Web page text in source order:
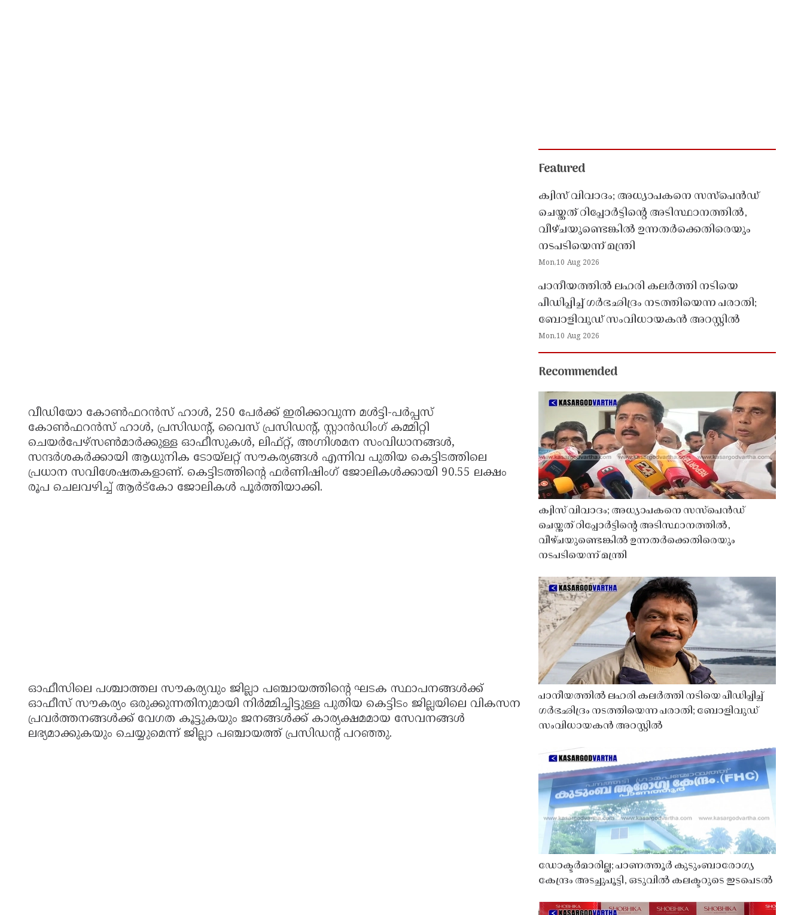
വീഡിയോ കോൺഫറൻസ് ഹാൾ, 250 പേർക്ക് ഇരിക്കാവുന്ന മൾട്ടി-പർപ്പസ്
കോൺഫറൻസ് ഹാൾ, പ്രസിഡന്റ്, വൈസ് പ്രസിഡന്റ്, സ്റ്റാൻഡിംഗ് കമ്മിറ്റി
ചെയർപേഴ്സൺമാർക്കുള്ള ഓഫീസുകൾ, ലിഫ്റ്റ്, അഗ്നിശമന സംവിധാനങ്ങൾ,
സന്ദർശകർക്കായി ആധുനിക ടോയ്ലറ്റ് സൗകര്യങ്ങൾ എന്നിവ പുതിയ കെട്ടിടത്തിലെ
പ്രധാന സവിശേഷതകളാണ്. കെട്ടിടത്തിന്റെ ഫർണിഷിംഗ് ജോലികൾക്കായി 90.55 ലക്ഷം
രൂപ ചെലവഴിച്ച് ആർട്കോ ജോലികൾ പൂർത്തിയാക്കി.
ഓഫീസിലെ പശ്ചാത്തല സൗകര്യവും ജില്ലാ പഞ്ചായത്തിന്റെ ഘടക സ്ഥാപനങ്ങൾക്ക്
ഓഫീസ് സൗകര്യം ഒരുക്കുന്നതിനുമായി നിർമ്മിച്ചിട്ടുള്ള പുതിയ കെട്ടിടം ജില്ലയിലെ വികസന
പ്രവർത്തനങ്ങൾക്ക് വേഗത കൂട്ടുകയും ജനങ്ങൾക്ക് കാര്യക്ഷമമായ സേവനങ്ങൾ
ലഭ്യമാക്കുകയും ചെയ്യുമെന്ന് ജില്ലാ പഞ്ചായത്ത് പ്രസിഡന്റ് പറഞ്ഞു.
Featured
ക്വിസ് വിവാദം; അധ്യാപകനെ സസ്‌പെൻഡ്
ചെയ്തത് റിപ്പോർട്ടിൻ്റെ അടിസ്ഥാനത്തിൽ,
വീഴ്ചയുണ്ടെങ്കിൽ ഉന്നതർക്കെതിരെയും
നടപടിയെന്ന് മന്ത്രി
Mon,10 Aug 2026
പാനീയത്തിൽ ലഹരി കലർത്തി നടിയെ
പീഡിപ്പിച്ച് ഗർഭഛിദ്രം നടത്തിയെന്ന പരാതി;
ബോളിവുഡ് സംവിധായകൻ അറസ്റ്റിൽ
Mon,10 Aug 2026
Recommended
ക്വിസ് വിവാദം; അധ്യാപകനെ സസ്‌പെൻഡ്
ചെയ്തത് റിപ്പോർട്ടിൻ്റെ അടിസ്ഥാനത്തിൽ,
വീഴ്ചയുണ്ടെങ്കിൽ ഉന്നതർക്കെതിരെയും
നടപടിയെന്ന് മന്ത്രി
പാനീയത്തിൽ ലഹരി കലർത്തി നടിയെ പീഡിപ്പിച്ച്
ഗർഭഛിദ്രം നടത്തിയെന്ന പരാതി; ബോളിവുഡ്
സംവിധായകൻ അറസ്റ്റിൽ
ഡോക്ടർമാരില്ല; പാണത്തൂർ കുടുംബാരോഗ്യ
കേന്ദ്രം അടച്ചുപൂട്ടി, ഒടുവിൽ കലക്ടറുടെ ഇടപെടൽ